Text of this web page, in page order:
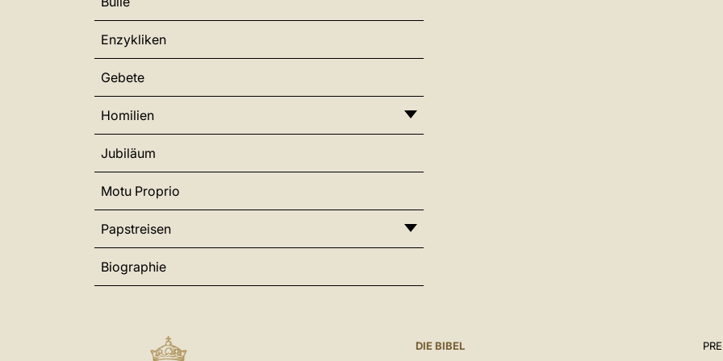
Enzykliken
Gebete
Homilien
Jubiläum
Motu Proprio
Papstreisen
Biographie
DIE BIBEL